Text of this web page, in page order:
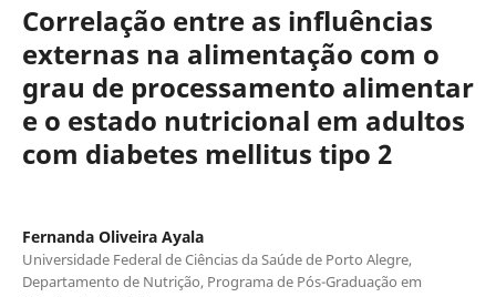
Correlação entre as influências
externas na alimentação com o
grau de processamento alimentar
e o estado nutricional em adultos
com diabetes mellitus tipo 2
Fernanda Oliveira Ayala
Universidade Federal de Ciências da Saúde de Porto Alegre,
Departamento de Nutrição, Programa de Pós-Graduação em